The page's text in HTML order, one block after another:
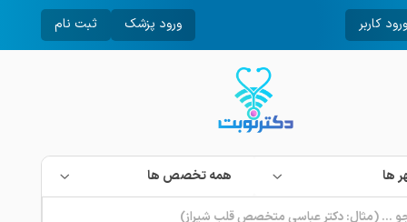
ورود کاربر ورود پزشک ثبت نام
ها همه تخصص ها